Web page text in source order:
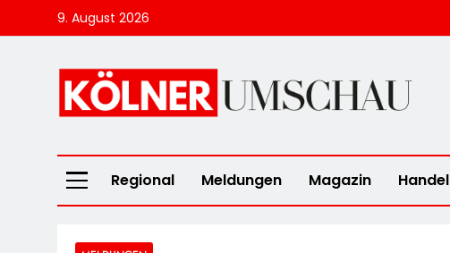
to
9. August 2026
Kölner Umschau
Regional Meldungen Magazin Handel